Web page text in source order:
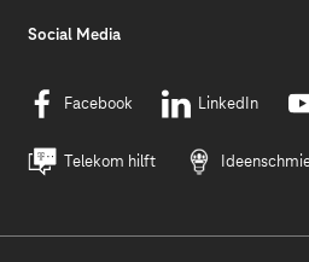
Social Media
Facebook LinkedIn
Telekom hilft